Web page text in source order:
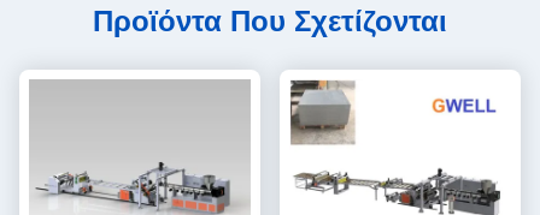
Προϊόντα Που Σχετίζονται